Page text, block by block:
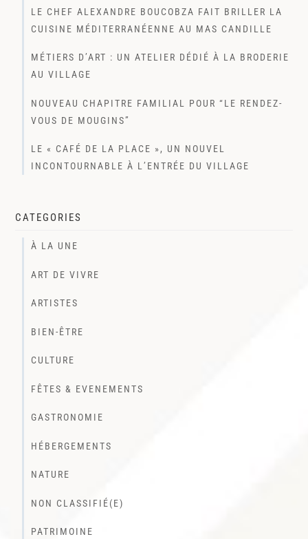
LE CHEF ALEXANDRE BOUCOBZA FAIT BRILLER LA
CUISINE MÉDITERRANÉENNE AU MAS CANDILLE
MÉTIERS D’ART : UN ATELIER DÉDIÉ À LA BRODERIE
AU VILLAGE
NOUVEAU CHAPITRE FAMILIAL POUR “LE RENDEZ-
VOUS DE MOUGINS”
LE « CAFÉ DE LA PLACE », UN NOUVEL
INCONTOURNABLE À L’ENTRÉE DU VILLAGE
CATEGORIES
À LA UNE
ART DE VIVRE
ARTISTES
BIEN-ÊTRE
CULTURE
FÊTES & EVENEMENTS
GASTRONOMIE
HÉBERGEMENTS
NATURE
NON CLASSIFIÉ(E)
PATRIMOINE